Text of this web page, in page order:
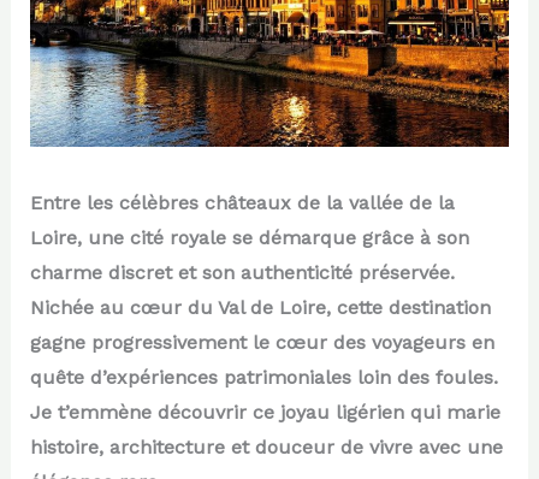
Entre les célèbres châteaux de la vallée de la
Loire, une cité royale se démarque grâce à son
charme discret et son authenticité préservée.
Nichée au cœur du Val de Loire, cette destination
gagne progressivement le cœur des voyageurs en
quête d’expériences patrimoniales loin des foules.
Je t’emmène découvrir ce joyau ligérien qui marie
histoire, architecture et douceur de vivre avec une